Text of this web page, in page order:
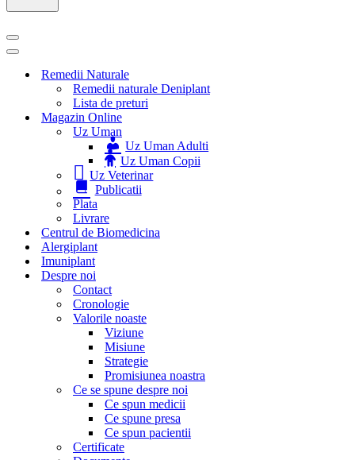
Meniu
de
Meniu
navigareRemedii Naturale
Remedii naturale Deniplant
Lista de preturi
Magazin Online
Uz Uman
Uz Uman Adulti
Uz Uman Copii
Uz Veterinar
Publicatii
Plata
Livrare
Centrul de Biomedicina
Alergiplant
Imuniplant
Despre noi
Contact
Cronologie
Valorile noaste
Viziune
Misiune
Strategie
Promisiunea noastra
Ce se spune despre noi
Ce spun medicii
Ce spune presa
Ce spun pacientii
Certificate